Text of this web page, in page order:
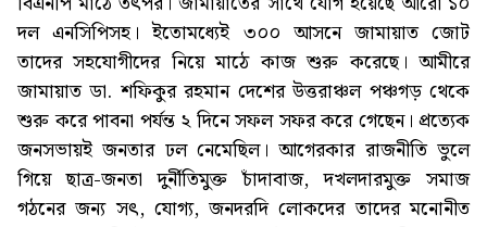
দল এনসিপিসহ। ইতোমধ্যেই ৩০০ আসনে জামায়াত জোট
তাদের সহযোগীদের নিয়ে মাঠে কাজ শুরু করেছে। আমীরে
জামায়াত ডা. শফিকুর রহমান দেশের উত্তরাঞ্চল পঞ্চগড় থেকে
শুরু করে পাবনা পর্যন্ত ২ দিনে সফল সফর করে গেছেন। প্রত্যেক
জনসভায়ই জনতার ঢল নেমেছিল। আগেরকার রাজনীতি ভুলে
গিয়ে ছাত্র-জনতা দুর্নীতিমুক্ত চাঁদাবাজ, দখলদারমুক্ত সমাজ
গঠনের জন্য সৎ, যোগ্য, জনদরদি লোকদের তাদের মনোনীত